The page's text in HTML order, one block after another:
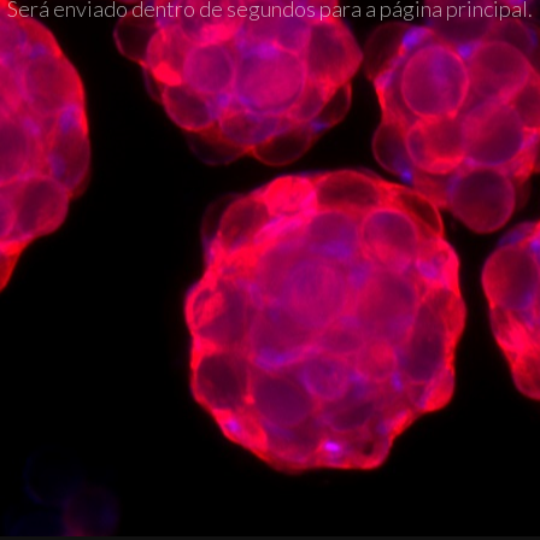
Será enviado dentro de segundos para a página principal.